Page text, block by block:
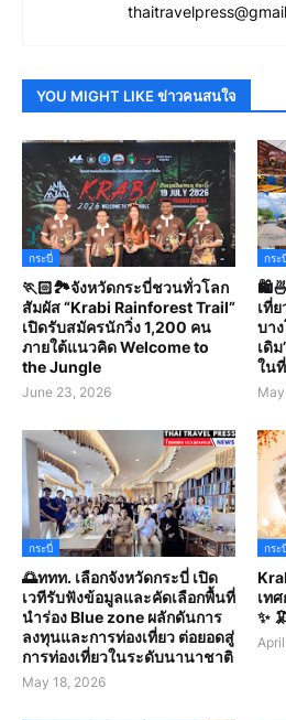
YOU MIGHT LIKE ข่าวคนสนใจ
กระบี่
🏃🏻🏞️จังหวัดกระบี่ชวนทั่วโลก
สัมผัส “Krabi Rainforest Trail”
เปิดรับสมัครนักวิ่ง 1,200 คน
ภายใต้แนวคิด Welcome to
the Jungle
June 23, 2026
กระ
เที่
บา
เดิ
ใน
กระบี่
🌅ททท. เลือกจังหวัดกระบี่ เปิด
เวทีรับฟังข้อมูลและคัดเลือกพื้นที่
นำร่อง Blue zone ผลักดันการ
ลงทุนและการท่องเที่ยว ต่อยอดสู่
การท่องเที่ยวในระดับนานาชาติ
May 18, 2026
กระ
เท
✨